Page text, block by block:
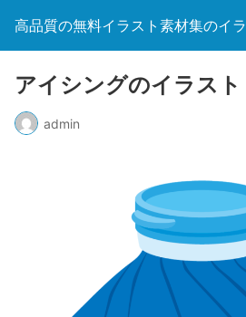
高品質の無料イラスト素材集のイ
アイシングのイラスト
admin